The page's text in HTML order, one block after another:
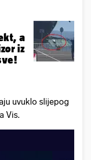
a
iz
uvuklo slijepog
Vis.